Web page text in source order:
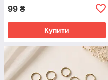
99 ₴
Купити